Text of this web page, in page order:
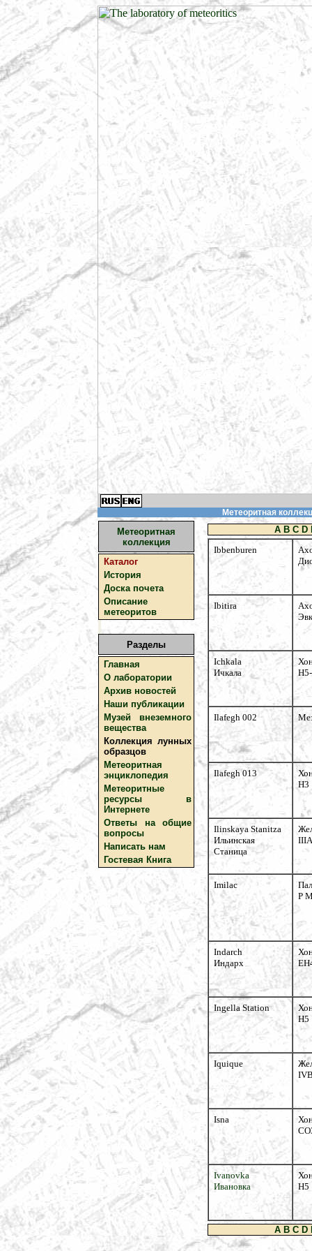
Метеоритная
Метеоритная
коллекция
Каталог
История
Доска почета
Описание
метеоритов
Разделы
Главная
О лаборатории
Архив новостей
Наши публикации
Музей внеземного
вещества
Коллекция лунных
образцов
Метеоритная
энциклопедия
Метеоритные
ресурсы в
Интернете
Ответы на общие
вопросы
Написать нам
Гостевая Книга
A B C D
Ibbenburen
Ibitira
Ichkala
Ичкала
Ilafegh 002
Ilafegh 013
H3
Ilinskaya Stanitza
Ильинская
Станица
Imilac
P
Indarch
Индарх
Ingella Station
H5
Iquique
Isna
Ivanovka
Ивановка
H5
A B C D